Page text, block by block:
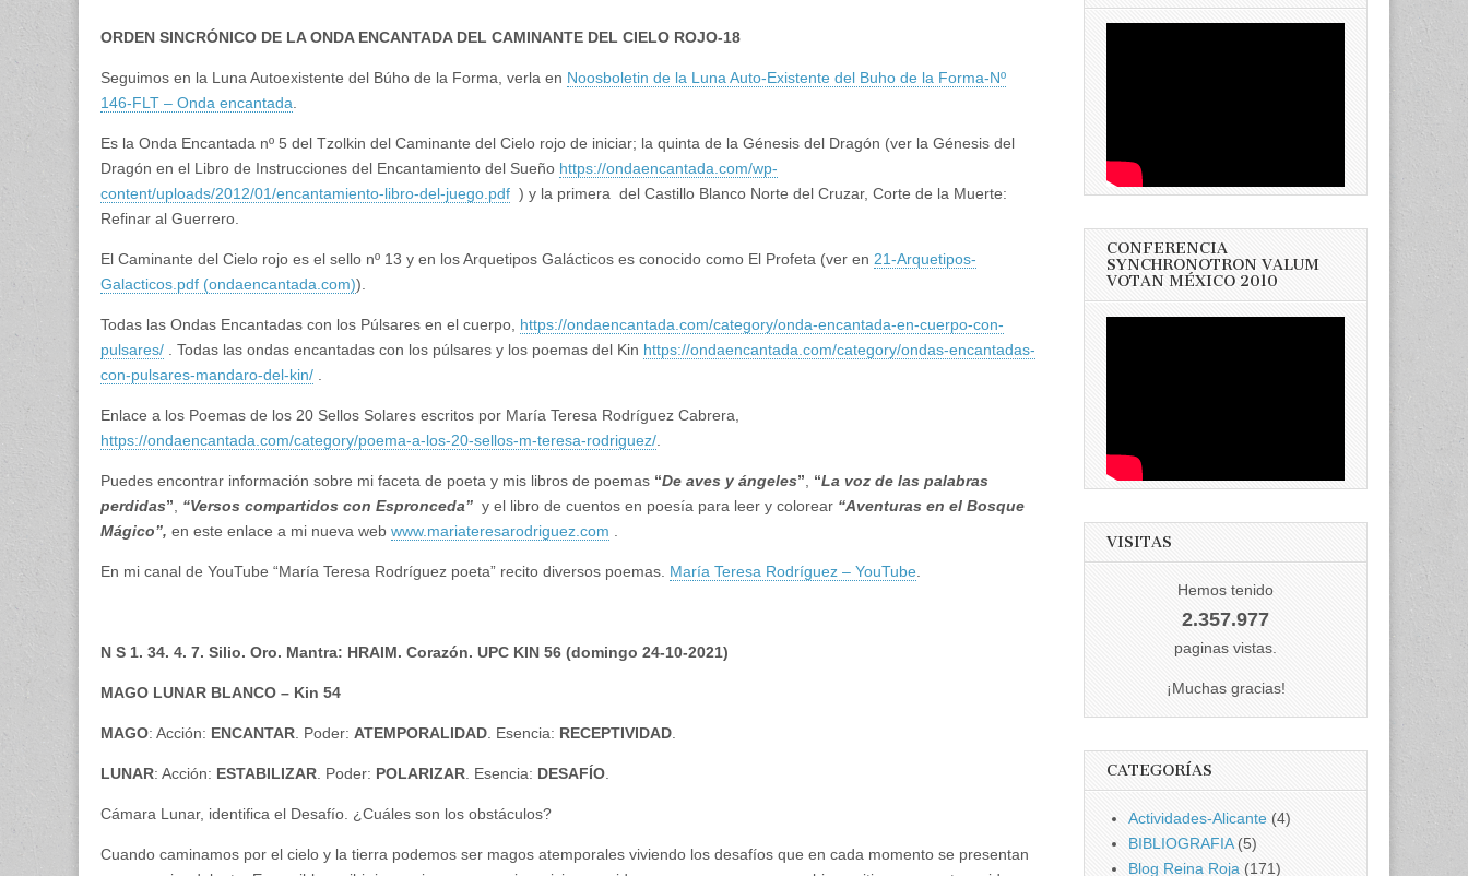
ORDEN SINCRÓNICO DE LA ONDA ENCANTADA DEL CAMINANTE DEL CIELO ROJO-18
Seguimos en la Luna Autoexistente del Búho de la Forma, verla en Noosboletin de la Luna Auto-Existente del Buho de la Forma-Nº
146-FLT – Onda encantada
Es la Onda Encantada nº 5 del Tzolkin del Caminante del Cielo rojo de iniciar; la quinta de la Génesis del Dragón (ver la Génesis del
Dragón en el Libro de Instrucciones del Encantamiento del Sueño https://ondaencantada.com/wp-
content/uploads/2012/01/encantamiento-libro-del-juego.pdf ) y la primera del Castillo Blanco Norte del Cruzar, Corte de la Muerte:
Refinar al Guerrero.
El Caminante del Cielo rojo es el sello nº 13 y en los Arquetipos Galácticos es conocido como El Profeta (ver en 21-Arquetipos-
Galacticos.pdf (ondaencantada.com)).
Todas las Ondas Encantadas con los Púlsares en el cuerpo, https://ondaencantada.com/category/onda-encantada-en-cuerpo-con-
pulsares/ . Todas las ondas encantadas con los púlsares y los poemas del Kin https://ondaencantada.com/category/ondas-encantadas-
con-pulsares-mandaro-del-kin/
Enlace a los Poemas de los 20 Sellos Solares escritos por María Teresa Rodríguez Cabrera,
https://ondaencantada.com/category/poema-a-los-20-sellos-m-teresa-rodriguez/
Puedes encontrar información sobre mi faceta de poeta y mis libros de poemas “De aves y ángeles” “La voz de las palabras
perdidas” “Versos compartidos con Espronceda” y el libro de cuentos en poesía para leer y colorear “Aventuras en el Bosque
Mágico”, en este enlace a mi nueva web www.mariateresarodriguez.com
En mi canal de YouTube “María Teresa Rodríguez poeta” recito diversos poemas. María Teresa Rodríguez – YouTube
N S 1. 34. 4. 7. Silio. Oro. Mantra: HRAIM. Corazón. UPC KIN 56 (domingo 24-10-2021)
MAGO LUNAR BLANCO – Kin 54
MAGO: Acción: ENCANTAR . Poder: ATEMPORALIDAD . Esencia: RECEPTIVIDAD
LUNAR: Acción: ESTABILIZAR . Poder: POLARIZAR . Esencia: DESAFÍO
Cámara Lunar, identifica el Desafío. ¿Cuáles son los obstáculos?
Cuando caminamos por el cielo y la tierra podemos ser magos atemporales viviendo los desafíos que en cada momento se presentan
CONFERENCIA
SYNCHRONOTRON VALUM
VOTAN MÉXICO 2010
VISITAS
Hemos tenido
2.357.977
paginas vistas.
¡Muchas gracias!
CATEGORÍAS
Actividades-Alicante (4)
BIBLIOGRAFIA(5)
Blog Reina Roja (171)